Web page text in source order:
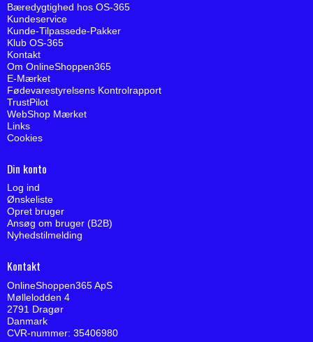
Bæredygtighed hos OS-365
Kundeservice
Kunde-Tilpassede-Pakker
Klub OS-365
Kontakt
Om OnlineShoppen365
E-Mærket
Fødevarestyrelsens Kontrolrapport
TrustPilot
WebShop Mærket
Links
Cookies
Din konto
Log ind
Ønskeliste
Opret bruger
Ansøg om bruger (B2B)
Nyhedstilmelding
Kontakt
OnlineShoppen365 ApS
Møllelodden 4
2791 Dragør
Danmark
CVR-nummer: 35406980